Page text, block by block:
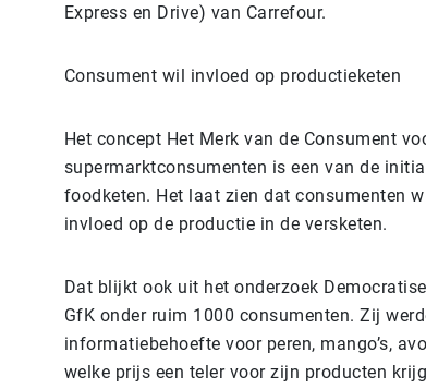
Express en Drive) van Carrefour.
Consument wil invloed op productieketen
Het concept Het Merk van de Consument
supermarktconsumenten is een van de
foodketen. Het laat zien dat consumenten
invloed op de productie in de versketen.
Dat blijkt ook uit het onderzoek
GfK onder ruim 1000 consumenten. Zij
informatiebehoefte voor peren, mango’s,
welke prijs een teler voor zijn producten